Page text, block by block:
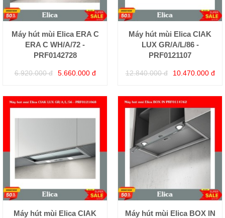
Máy hút mùi Elica ERA C
ERA C WH/A/72 -
PRF0142728
6.920.000 đ 5.660.000 đ
Máy hút mùi Elica CIAK
LUX GR/A/L/86 -
PRF0121107
12.840.000 đ 10.470.000 đ
Máy hút mùi Elica CIAK
Máy hút mùi Elica BOX IN